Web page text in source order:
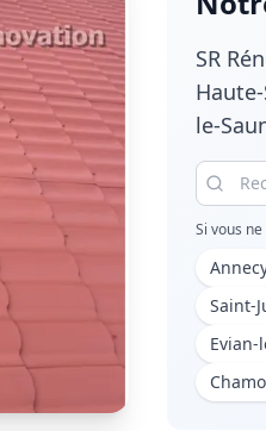
SR
le-
Si vous
Saint-
Evian-